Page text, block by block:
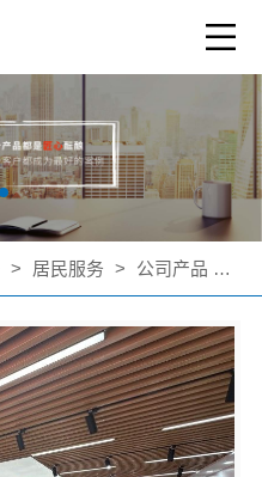
> 居民服务 > 公司产品 >